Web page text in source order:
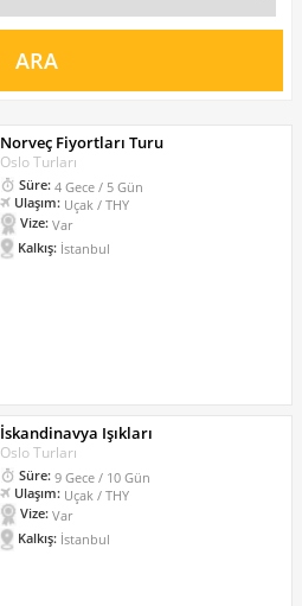
Norveç Fiyortları Turu
Oslo Turları
Süre: 4 Gece / 5 Gün
Ulaşım: Uçak / THY
Vize: Var
Kalkış: İstanbul
İskandinavya Işıkları
Oslo Turları
Süre: 9 Gece / 10 Gün
Ulaşım: Uçak / THY
Vize: Var
Kalkış: İstanbul